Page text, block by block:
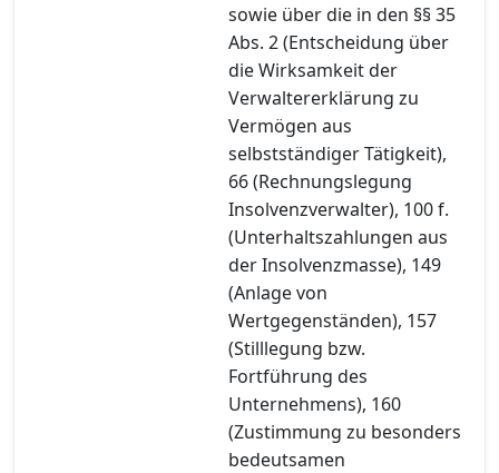
sowie über die in den §§ 35
Abs. 2 (Entscheidung über
die Wirksamkeit der
Verwaltererklärung zu
Vermögen aus
selbstständiger Tätigkeit),
66 (Rechnungslegung
Insolvenzverwalter), 100 f.
(Unterhaltszahlungen aus
der Insolvenzmasse), 149
(Anlage von
Wertgegenständen), 157
(Stilllegung bzw.
Fortführung des
Unternehmens), 160
(Zustimmung zu besonders
bedeutsamen